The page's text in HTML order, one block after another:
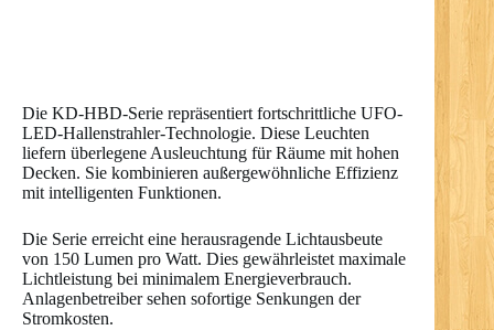
Die KD-HBD-Serie repräsentiert fortschrittliche UFO-
LED-Hallenstrahler-Technologie. Diese Leuchten
liefern überlegene Ausleuchtung für Räume mit hohen
Decken. Sie kombinieren außergewöhnliche Effizienz
mit intelligenten Funktionen.
Die Serie erreicht eine herausragende Lichtausbeute
von 150 Lumen pro Watt. Dies gewährleistet maximale
Lichtleistung bei minimalem Energieverbrauch.
Anlagenbetreiber sehen sofortige Senkungen der
Stromkosten.